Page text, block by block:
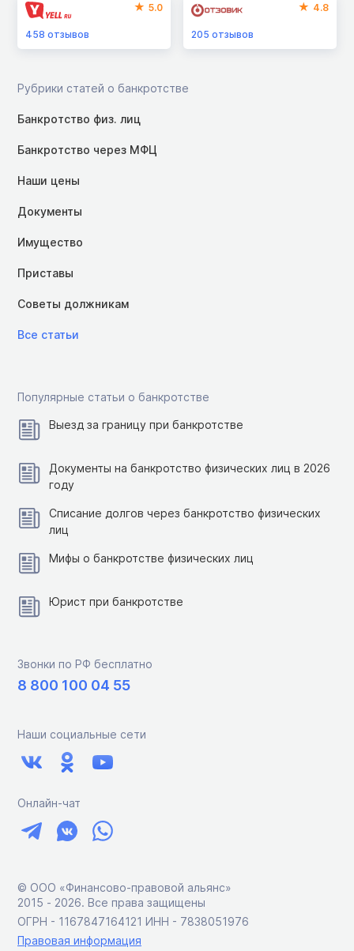
5.0
458 отзывов
4.8
205отзывов
Рубрики статей о банкротстве
Банкротство физ. лиц
Банкротство через МФЦ
Наши цены
Документы
Имущество
Приставы
Советы должникам
Все статьи
Популярные статьи о банкротстве
Выезд за границу при банкротстве
Документы на банкротство физических лиц в 2026
году
Списание долгов через банкротство физических
лиц
Мифы о банкротстве физических лиц
Юрист при банкротстве
Звонки по РФ бесплатно
8 800 100 04 55
Наши социальные сети
Онлайн-чат
© ООО «Финансово-правовой альянс»
2015 ‑ 2026. Все права защищены
ОГРН - 1167847164121 ИНН - 7838051976
Правовая информация